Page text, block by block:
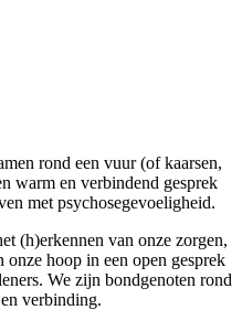
rond een vuur (of kaarsen,
warm en verbindend gesprek
met psychosegevoeligheid.
(h)erkennen van onze zorgen,
onze hoop in een open gesprek
We zijn bondgenoten rond
verbinding.